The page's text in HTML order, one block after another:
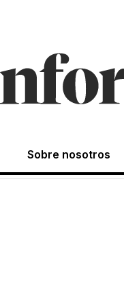
Sobre nosotros